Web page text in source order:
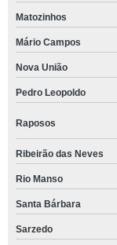
Matozinhos
Mário Campos
Nova União
Pedro Leopoldo
Raposos
Ribeirão das Neves
Rio Manso
Santa Bárbara
Sarzedo